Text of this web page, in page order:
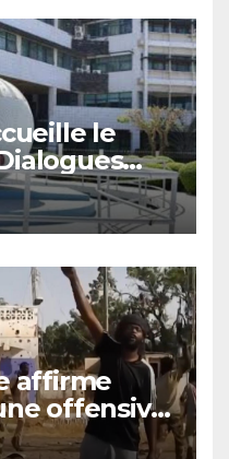
le
les
affirme
offensive